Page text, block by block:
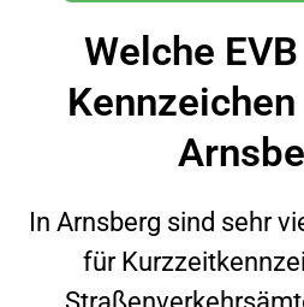
Welche
In Arnsberg sind sehr
für